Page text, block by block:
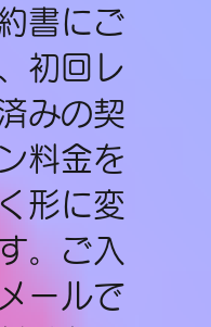
書にご
初回レ
みの契
料金を
形に変
。ご入
ールで